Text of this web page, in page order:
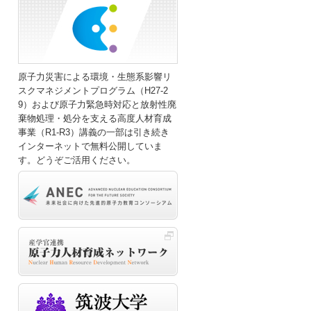
原子力災害による環境・生態系影響リ
スクマネジメントプログラム（H27-2
9）および原子力緊急時対応と放射性廃
棄物処理・処分を支える高度人材育成
事業（R1-R3）講義の一部は引き続き
インターネットで無料公開していま
す。どうぞご活用ください。